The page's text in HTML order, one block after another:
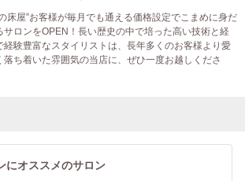
床屋”お客様が毎月でも通える価格設定でこまめに身だ
サロンをOPEN！長い歴史の中で培った高い技術と経
験豊富なスタイリストは、長年多くのお客様より愛
ち着いた雰囲気の当店に、ぜひ一度お越しくださ
にオススメのサロン